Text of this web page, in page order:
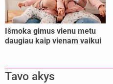
Išmoka gimus vienu metu
daugiau kaip vienam vaikui
Tavo akys